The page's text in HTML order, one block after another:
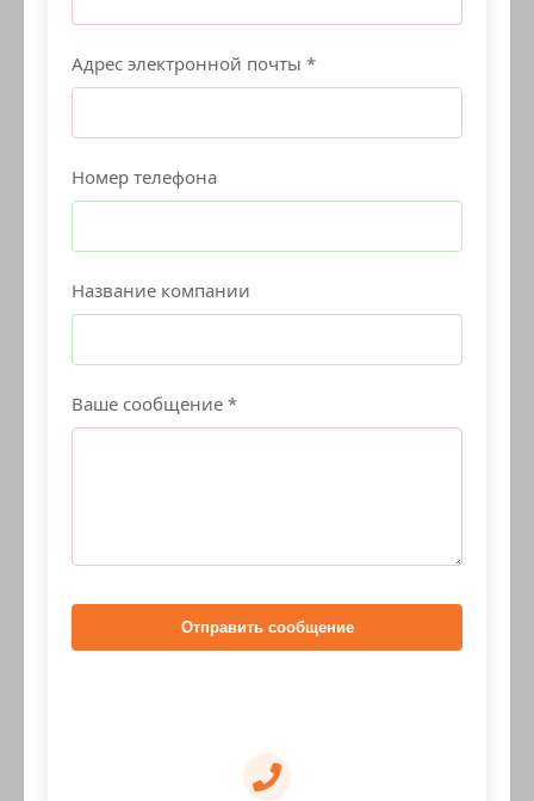
Адрес электронной почты *
Номер телефона
Название компании
Ваше сообщение *
Отправить сообщение